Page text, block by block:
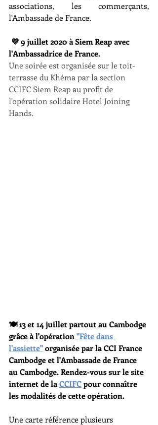
associations, les commerçants,
l'Ambassade de France.
l'Ambassadrice de France.
Une soirée est organisée sur le toit-
terrasse du Khéma par la section
CCIFC Siem Reap au profit de
l'opération solidaire Hotel Joining
Hands.
🍽️ 13 et 14 juillet partout au Cambodge
grâce à l'opération "Fête dans
l'assiette" organisée par la CCI France
Cambodge et l'Ambassade de France
au Cambodge. Rendez-vous sur le site
internet de la CCIFC pour connaître
les modalités de cette opération.
Une carte référence plusieurs